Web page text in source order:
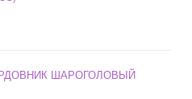
ШАРОГОЛОВЫЙ